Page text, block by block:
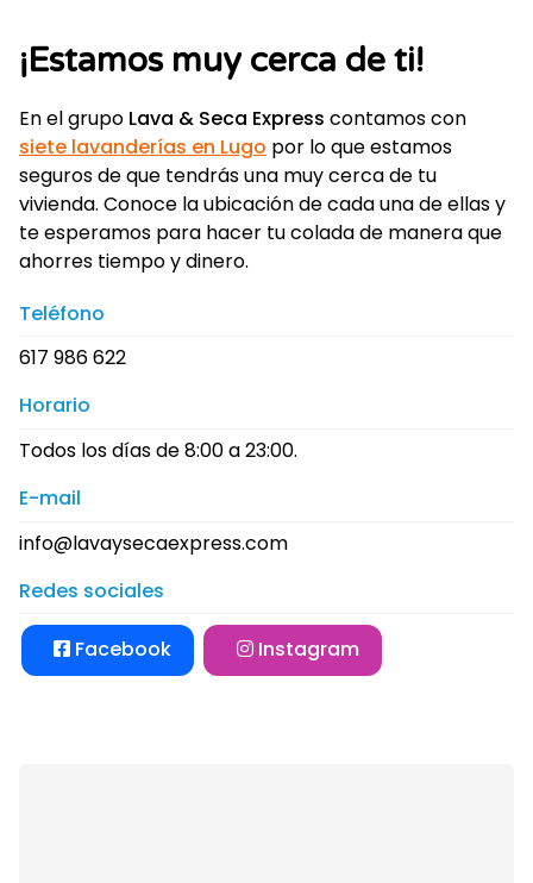
¡Estamos muy cerca de ti!
En el grupo Lava & Seca Express contamos con
siete lavanderías en Lugo por lo que estamos
seguros de que tendrás una muy cerca de tu
vivienda. Conoce la ubicación de cada una de ellas y
te esperamos para hacer tu colada de manera que
ahorres tiempo y dinero.
Teléfono
617 986 622
Horario
Todos los días de 8:00 a 23:00.
E-mail
info@lavaysecaexpress.com
Redes sociales
Facebook Instagram